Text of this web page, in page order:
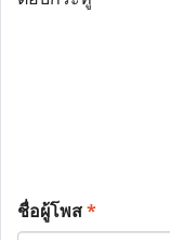
ชื่อผู้โพส*